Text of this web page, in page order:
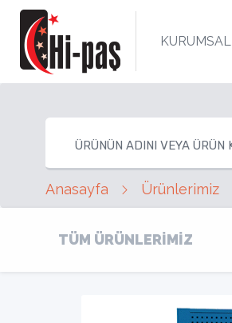
KURUMSAL
Anasayfa Ürünlerimiz
TÜM ÜRÜNLERİMİZ